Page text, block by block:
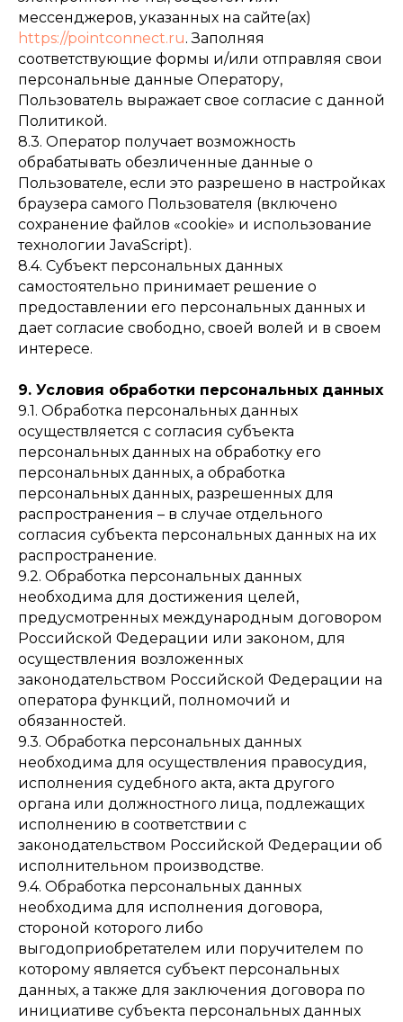
мессенджеров, указанных на сайте(ах)
https://pointconnect.ru. Заполняя
соответствующие формы и/или отправляя свои
персональные данные Оператору,
Пользователь выражает свое согласие с данной
Политикой.
8.3. Оператор получает возможность
обрабатывать обезличенные данные о
Пользователе, если это разрешено в настройках
браузера самого Пользователя (включено
сохранение файлов «cookie» и использование
технологии JavaScript).
8.4. Субъект персональных данных
самостоятельно принимает решение о
предоставлении его персональных данных и
дает согласие свободно, своей волей и в своем
интересе.
9. Условия обработки персональных данных
9.1. Обработка персональных данных
осуществляется с согласия субъекта
персональных данных на обработку его
персональных данных, а обработка
персональных данных, разрешенных для
распространения – в случае отдельного
согласия субъекта персональных данных на их
распространение.
9.2. Обработка персональных данных
необходима для достижения целей,
предусмотренных международным договором
Российской Федерации или законом, для
осуществления возложенных
законодательством Российской Федерации на
оператора функций, полномочий и
обязанностей.
9.3. Обработка персональных данных
необходима для осуществления правосудия,
исполнения судебного акта, акта другого
органа или должностного лица, подлежащих
исполнению в соответствии с
законодательством Российской Федерации об
исполнительном производстве.
9.4. Обработка персональных данных
необходима для исполнения договора,
стороной которого либо
выгодоприобретателем или поручителем по
которому является субъект персональных
данных, а также для заключения договора по
инициативе субъекта персональных данных